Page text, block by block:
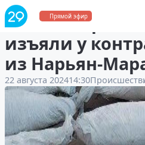
Прямой эфир
400 килограмм
изъяли у
из Нарьян-
22 августа 202414:30